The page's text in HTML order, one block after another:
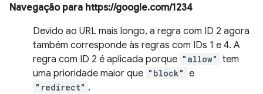
Navegação para https://google.com/1234
Devido ao URL mais longo, a regra com ID 2 agora
também corresponde às regras com IDs 1 e 4. A
regra com ID 2 é aplicada porque "allow" tem
uma prioridade maior que "block" e
"redirect" .